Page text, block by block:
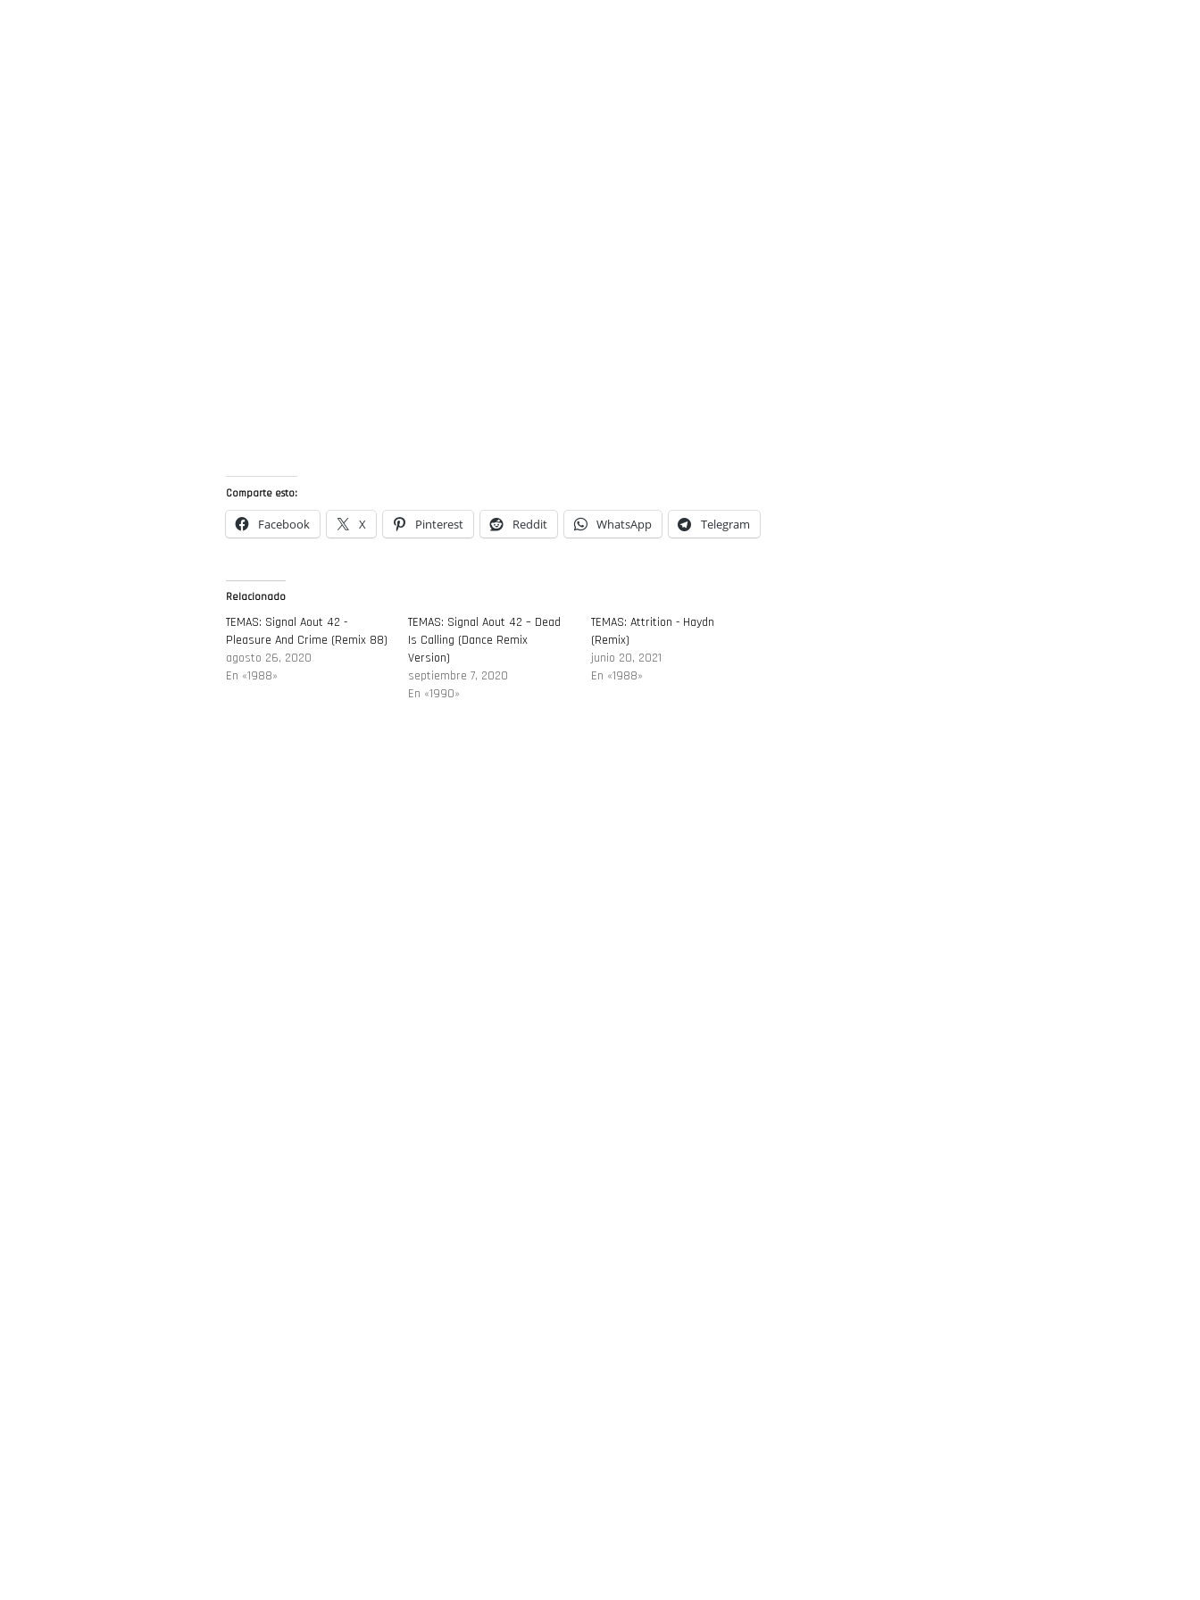
Comparte esto:
Facebook X Pinterest Reddit WhatsApp Telegram
Relacionado
TEMAS: Signal Aout 42 ‎-
Pleasure And Crime (Remix 88)
agosto 26, 2020
En «1988»
TEMAS: Signal Aout 42 – Dead
Is Calling (Dance Remix
Version)
septiembre 7, 2020
En «1990»
TEMAS: Attrition ‎- Haydn
(Remix)
junio 20, 2021
En «1988»